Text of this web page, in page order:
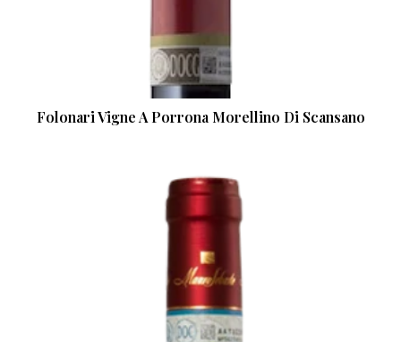
Folonari Vigne A Porrona Morellino Di Scansano